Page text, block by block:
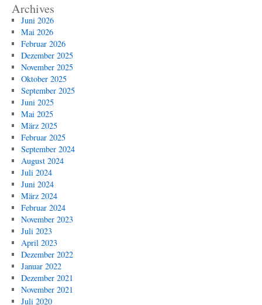
Archives
Juni 2026
Mai 2026
Februar 2026
Dezember 2025
November 2025
Oktober 2025
September 2025
Juni 2025
Mai 2025
März 2025
Februar 2025
September 2024
August 2024
Juli 2024
Juni 2024
März 2024
Februar 2024
November 2023
Juli 2023
April 2023
Dezember 2022
Januar 2022
Dezember 2021
November 2021
Juli 2020